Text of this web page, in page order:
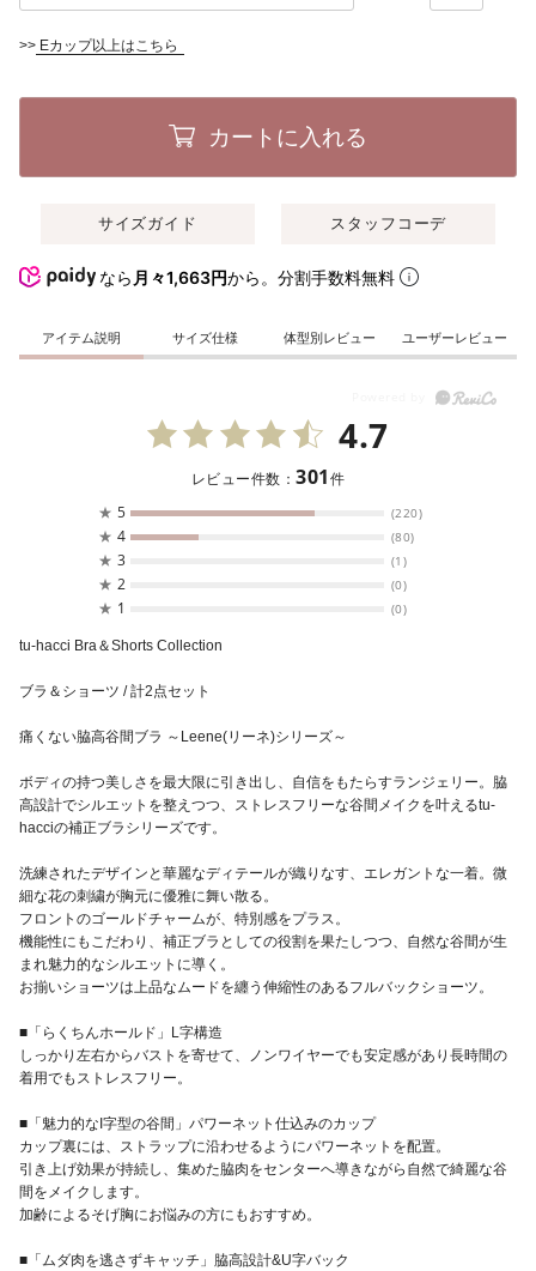
>> Eカップ以上はこちら
カートに入れる
サイズガイド スタッフコーデ
なら 月々1,663円から。分割手数料無料
アイテム説明 サイズ仕様 体型別レビュー ユーザーレビュー
4.7
レビュー件数：301件
★ 5 (220)
★ 4 (80)
★ 3 (1)
★ 2 (0)
★ 1 (0)
tu-hacci Bra＆Shorts Collection
ブラ＆ショーツ / 計2点セット
痛くない脇高谷間ブラ ～Leene(リーネ)シリーズ～
ボディの持つ美しさを最大限に引き出し、自信をもたらすランジェリー。脇
高設計でシルエットを整えつつ、ストレスフリーな谷間メイクを叶えるtu-
hacciの補正ブラシリーズです。
洗練されたデザインと華麗なディテールが織りなす、エレガントな一着。微
細な花の刺繍が胸元に優雅に舞い散る。
フロントのゴールドチャームが、特別感をプラス。
機能性にもこだわり、補正ブラとしての役割を果たしつつ、自然な谷間が生
まれ魅力的なシルエットに導く。
お揃いショーツは上品なムードを纏う伸縮性のあるフルバックショーツ。
■「らくちんホールド」L字構造
しっかり左右からバストを寄せて、ノンワイヤーでも安定感があり長時間の
着用でもストレスフリー。
■「魅力的なI字型の谷間」パワーネット仕込みのカップ
カップ裏には、ストラップに沿わせるようにパワーネットを配置。
引き上げ効果が持続し、集めた脇肉をセンターへ導きながら自然で綺麗な谷
間をメイクします。
加齢によるそげ胸にお悩みの方にもおすすめ。
■「ムダ肉を逃さずキャッチ」脇高設計&U字バック